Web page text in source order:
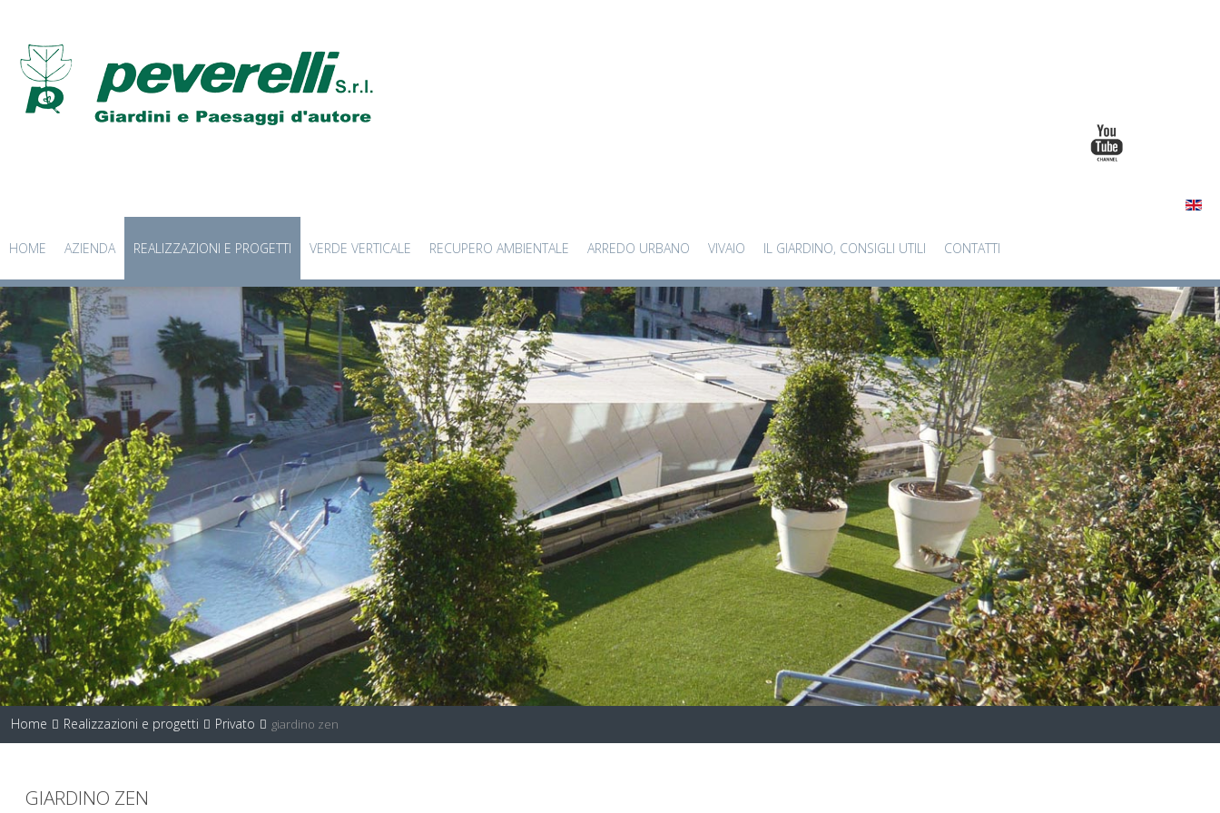
HOME AZIENDA REALIZZAZIONI E PROGETTI VERDE VERTICALE RECUPERO AMBIENTALE ARREDO URBANO VIVAIO IL GIARDINO, CONSIGLI UTILI CONTATTI
Home Realizzazioni e progetti Privato giardino zen
GIARDINO ZEN